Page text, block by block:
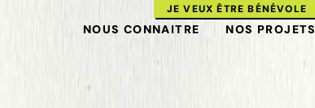
JE VEUX ÊTRE BÉNÉVOLE
NOUS CONNAITRE NOS PROJETS